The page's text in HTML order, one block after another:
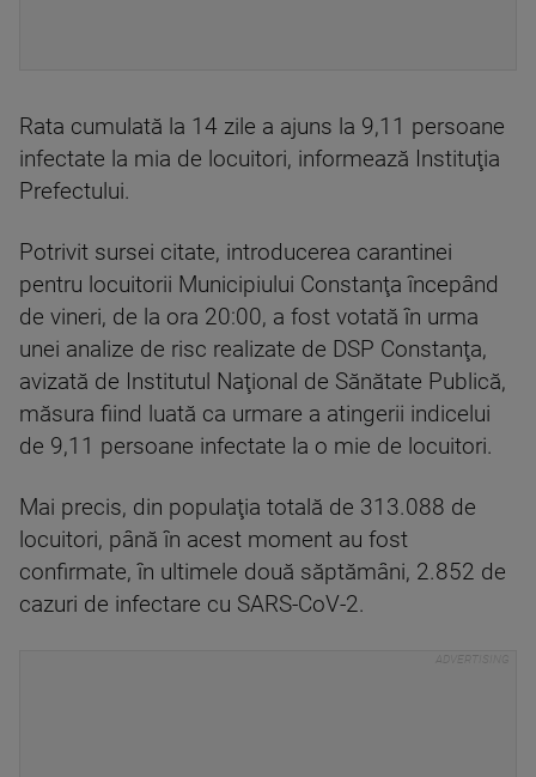
Rata cumulată la 14 zile a ajuns la 9,11 persoane
infectate la mia de locuitori, informează Instituţia
Prefectului.
Potrivit sursei citate, introducerea carantinei
pentru locuitorii Municipiului Constanţa începând
de vineri, de la ora 20:00, a fost votată în urma
unei analize de risc realizate de DSP Constanţa,
avizată de Institutul Naţional de Sănătate Publică,
măsura fiind luată ca urmare a atingerii indicelui
de 9,11 persoane infectate la o mie de locuitori.
Mai precis, din populaţia totală de 313.088 de
locuitori, până în acest moment au fost
confirmate, în ultimele două săptămâni, 2.852 de
cazuri de infectare cu SARS-CoV-2.